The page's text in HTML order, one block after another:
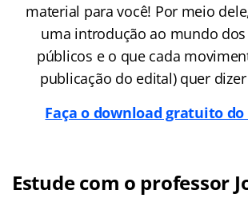
material para você! Por meio
uma introdução ao mundo
públicos e o que cada
publicação do edital) quer
Faça o download gratuito
Estude com o professor